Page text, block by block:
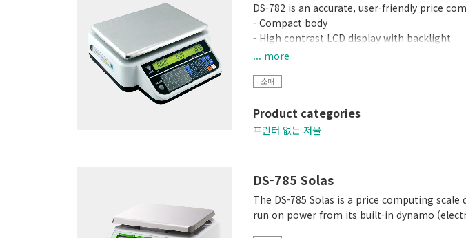
DS-782 is an accurate, user-friendly price
- Compact body
- High contrast LCD display with backlight
- Up to 99 PLUs programmable
- RS-232C interface
... more
소매
Product categories
프린터 없는 저울
DS-785 Solas
The DS-785 Solas is a price computing
run on power from its built-in dynamo